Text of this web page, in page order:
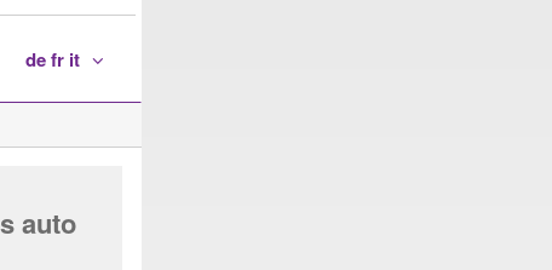
de fr it
auto